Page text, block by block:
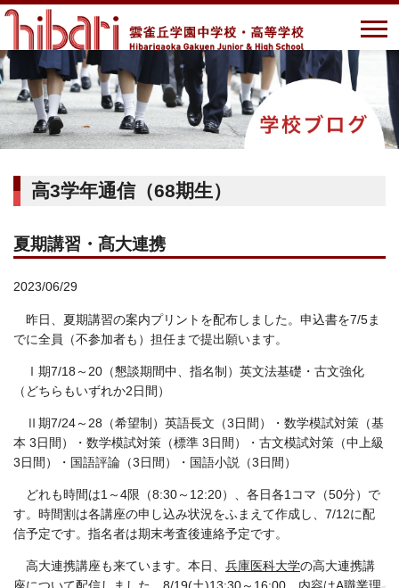
高3学年通信（68期生）
夏期講習・髙大連携
2023/06/29
昨日、夏期講習の案内プリントを配布しました。申込書を7/5ま
でに全員（不参加者も）担任まで提出願います。
Ⅰ期7/18～20（懇談期間中、指名制）英文法基礎・古文強化
（どちらもいずれか2日間）
Ⅱ期7/24～28（希望制）英語長文（3日間）・数学模試対策（基
本 3日間）・数学模試対策（標準 3日間）・古文模試対策（中上級
3日間）・国語評論（3日間）・国語小説（3日間）
どれも時間は1～4限（8:30～12:20）、各日各1コマ（50分）で
す。時間割は各講座の申し込み状況をふまえて作成し、7/12に配
信予定です。指名者は期末考査後連絡予定です。
高大連携講座も来ています。本日、 兵庫医科大学の高大連携講